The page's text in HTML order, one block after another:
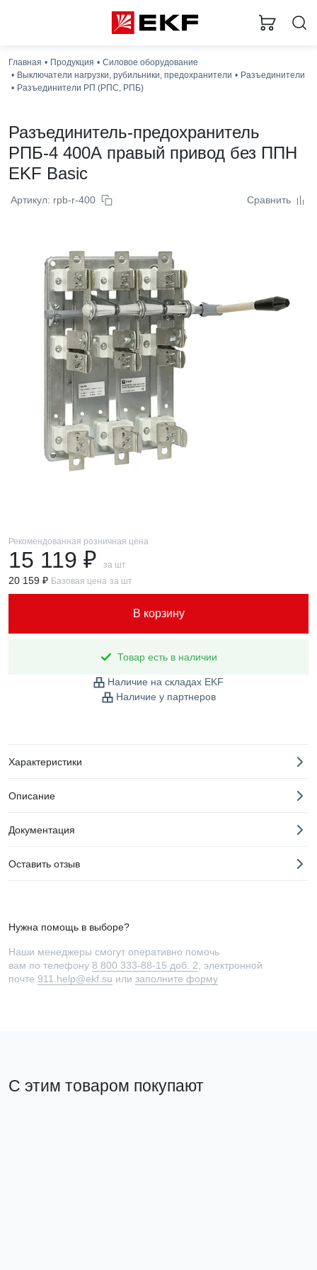
Главная Продукция
Силовое оборудование
Выключатели нагрузки, рубильники, предохранители
Разъединители
Разъединители РП (РПС, РПБ)
Разъединитель-предохранитель
РПБ-4 400А правый привод без ППН
EKF Basic
Артикул: rpb-r-400 Сравнить
Рекомендованная розничная цена
15 119 ₽ за шт
20 159 ₽ Базовая цена за шт
В корзину
Товар есть в наличии
Наличие на складах EKF
Наличие у партнеров
Характеристики
Описание
Документация
Оставить отзыв
Нужна помощь в выборе?
Наши менеджеры смогут оперативно помочь
вам по телефону 8 800 333-88-15 доб. 2 , электронной
почте 911.help@ekf.su или заполните форму
С этим товаром покупают